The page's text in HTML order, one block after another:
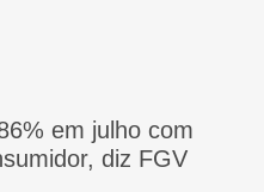
em julho com
diz FGV